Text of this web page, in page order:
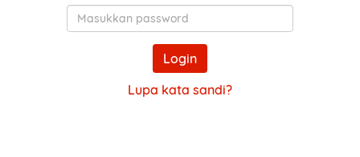
Kata
Sandi
Login
Lupa kata sandi?